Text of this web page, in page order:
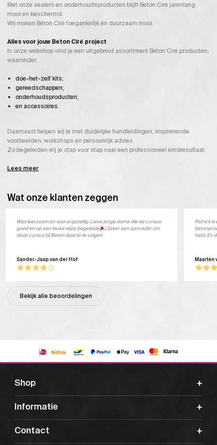
Met onze sealers en onderhoudsproducten blijft Beton Ciré jarenlang
mooi en beschermd.
Wij maken Beton Ciré toegankelijk én duurzaam mooi.
Alles voor jouw Beton Ciré project
In onze webshop vind je een uitgebreid assortiment Beton Ciré producten,
waaronder:
doe-het-zelf kits;
gereedschappen;
onderhoudsproducten;
en accessoires.
Daarnaast helpen wij je met duidelijke handleidingen, inspirerende
voorbeelden, workshops en persoonlijk advies.
Zo begeleiden wij je stap voor stap naar een professioneel eindresultaat.
Lees meer
Wat onze klanten zeggen
Sander-Jaap van der Hof
Was leerzaam en vooral gezellig. Lieve jonge dame die de cursus
goed en op een leuke wijze begeleide
! Zeker een aanrader om
deze cursus bij Beton Aparte te volgen.
Maarten
Patrick is
hebt. En
Bekijk alle beoordelingen
Shop
Informatie
Contact